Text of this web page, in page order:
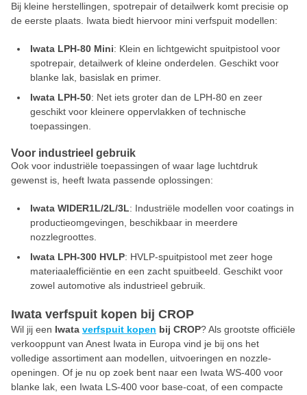
Bij kleine herstellingen, spotrepair of detailwerk komt precisie op
de eerste plaats. Iwata biedt hiervoor mini verfspuit modellen:
Iwata LPH-80 Mini: Klein en lichtgewicht spuitpistool voor
spotrepair, detailwerk of kleine onderdelen. Geschikt voor
blanke lak, basislak en primer.
Iwata LPH-50: Net iets groter dan de LPH-80 en zeer
geschikt voor kleinere oppervlakken of technische
toepassingen.
Voor industrieel gebruik
Ook voor industriële toepassingen of waar lage luchtdruk
gewenst is, heeft Iwata passende oplossingen:
Iwata WIDER1L/2L/3L: Industriële modellen voor coatings in
productieomgevingen, beschikbaar in meerdere
nozzlegroottes.
Iwata LPH-300 HVLP: HVLP-spuitpistool met zeer hoge
materiaalefficiëntie en een zacht spuitbeeld. Geschikt voor
zowel automotive als industrieel gebruik.
Iwata verfspuit kopen bij CROP
Wil jij een Iwata verfspuit kopen bij CROP? Als grootste officiële
verkooppunt van Anest Iwata in Europa vind je bij ons het
volledige assortiment aan modellen, uitvoeringen en nozzle-
openingen. Of je nu op zoek bent naar een Iwata WS-400 voor
blanke lak, een Iwata LS-400 voor base-coat, of een compacte